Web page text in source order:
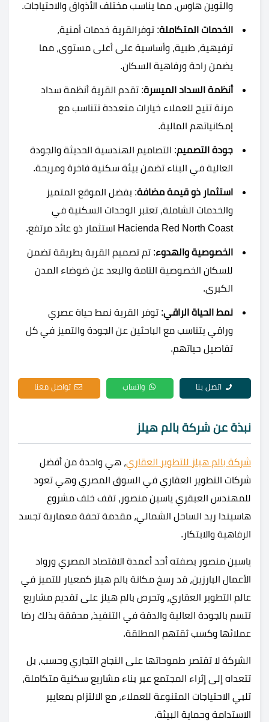
والتوين هاوس، مما يناسب مختلف الأذواق والاحتياجات.
الخدمات المتكاملة: توفرالقرية خدمات أمنية،
ترفيهية، طبية، وأساسية على أعلى مستوى، مما
يضمن راحة ورفاهية السكان.
أنظمة السداد الميسرة: تقدم القرية أنظمة سداد
مرنة تتيح للعملاء خيارات متعددة تتناسب مع
إمكانياتهم المالية.
جودة التصميم: التصاميم الهندسية الحديثة والجودة
العالية في البناء تضمن بيئة سكنية فاخرة ومريحة.
استثمار ذو قيمة مضافة: بفضل الموقع المتميز
والخدمات الشاملة، تعتبر الوحدات السكنية في
Hacienda Red North Coast استثمار ذو عائد مرتفع.
الخصوصية والهدوء: تم تصميم القرية بطريقة تضمن
للسكان الخصوصية التامة والبعد عن ضوضاء المدن
الكبرى.
نمط الحياة الراقي: توفر القرية نمط حياة عصري
وراقي يتناسب مع الباحثين عن الجودة والتميز في كل
تفاصيل حياتهم.
اتصل بنا واتساب تواصل معنا
نبذة عن شركة بالم هيلز
شركة بالم هيلز للتطوير العقاري، هي واحدة من أفضل
شركات التطوير العقاري في السوق المصري وهي تعود
للمهندس العبقري ياسين منصور، تقف خلف مشروع
هاسيندا ريد الساحل الشمالي، مقدمة تحفة معمارية تجسد
الرفاهية والابتكار.
ياسين منصور بصفته أحد أعمدة الاقتصاد المصري ورواد
الأعمال البارزين، قد رسخ مكانة بالم هيلز كمعيار للتميز في
عالم التطوير العقاري، وتحرص بالم هيلز على تقديم مشاريع
تتسم بالجودة العالية والدقة في التنفيذ، محققة بذلك رضا
عملائها وكسب ثقتهم المطلقة.
الشركة لا تقتصر طموحاتها على النجاح التجاري وحسب، بل
تتعداه إلى إثراء المجتمع عبر بناء مشاريع سكنية متكاملة،
تلبي الاحتياجات المتنوعة للعملاء، مع الالتزام بمعايير
الاستدامة وحماية البيئة.